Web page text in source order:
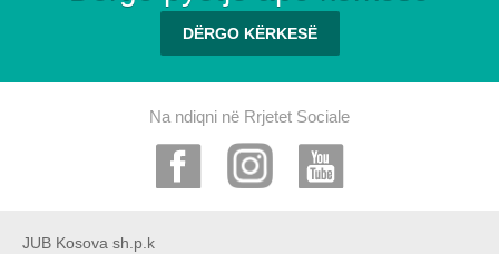
DËRGO KËRKESË
Na ndiqni në Rrjetet Sociale
JUB Kosova sh.p.k